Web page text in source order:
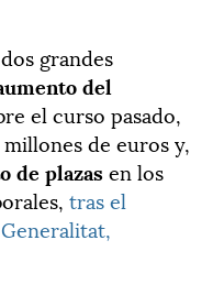
grandes
del
el curso pasado,
de euros y,
de plazasen los
tras el